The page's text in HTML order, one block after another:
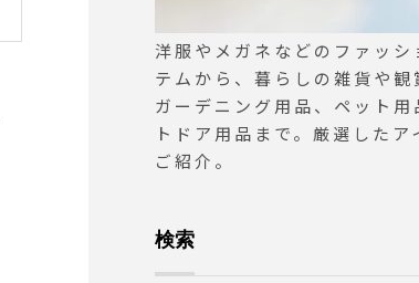
洋服やメガネなどのファッシ
テムから、暮らしの雑貨や観
ガーデニング用品、ペット用
トドア用品まで。厳選したア
ご紹介。
検索